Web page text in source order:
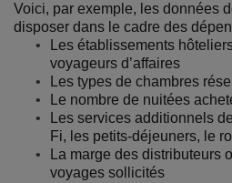
Voici, par exemple, les données
disposer dans le cadre des
Les établissements
voyageurs d’affaires
Les types de chambres
Le nombre de nuitées
Les services additionnels
Fi, les petits-déjeuners, le
La marge des distributeurs
voyages sollicités